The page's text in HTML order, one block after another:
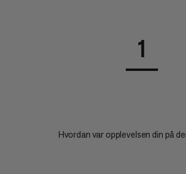
1
Hvordan var opplevelsen din på